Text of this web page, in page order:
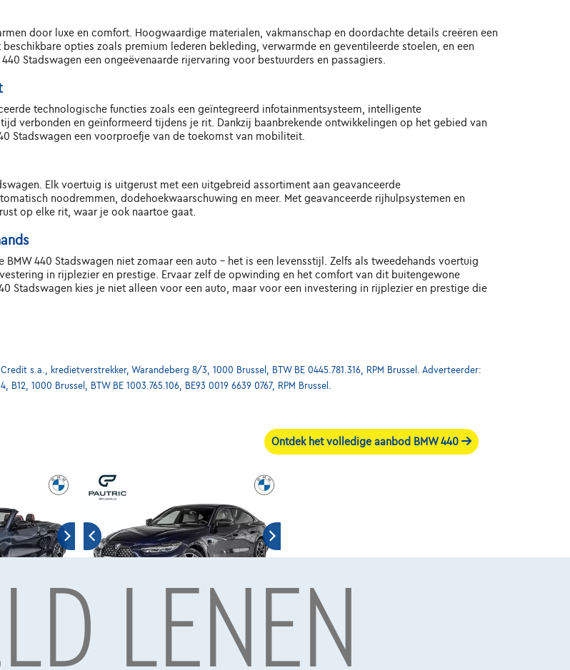
door luxe en comfort. Hoogwaardige materialen, vakmanschap en doordachte details creëren een
opties zoals premium lederen bekleding, verwarmde en geventileerde stoelen, en een
Stadswagen een ongeëvenaarde rijervaring voor bestuurders en passagiers.
technologische functies zoals een geïntegreerd infotainmentsysteem, intelligente
verbonden en geïnformeerd tijdens je rit. Dankzij baanbrekende ontwikkelingen op het gebied van
Stadswagen een voorproefje van de toekomst van mobiliteit.
Elk voertuig is uitgerust met een uitgebreid assortiment aan geavanceerde
noodremmen, dodehoekwaarschuwing en meer. Met geavanceerde rijhulpsystemen en
op elke rit, waar je ook naartoe gaat.
440 Stadswagen niet zomaar een auto - het is een levensstijl. Zelfs als tweedehands voertuig
in rijplezier en prestige. Ervaar zelf de opwinding en het comfort van dit buitengewone
Stadswagen kies je niet alleen voor een auto, maar voor een investering in rijplezier en prestige die
s.a., kredietverstrekker, Warandeberg 8/3, 1000 Brussel, BTW BE 0445.781.316, RPM Brussel. Adverteerder:
1000 Brussel, BTW BE 1003.765.106, BE93 0019 6639 0767, RPM Brussel.
Ontdek het volledige aanbod BMW 440
1
LENEN